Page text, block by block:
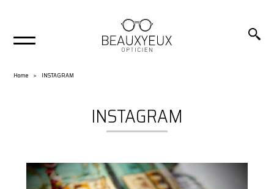
Home INSTAGRAM
INSTAGRAM